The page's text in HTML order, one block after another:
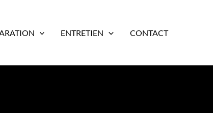
ENTRETIEN CONTACT